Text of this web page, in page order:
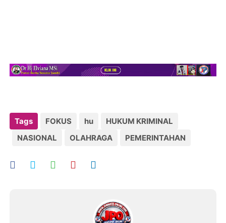
Tags FOKUS hu
HUKUM KRIMINAL
NASIONAL
OLAHRAGA PEMERINTAHAN